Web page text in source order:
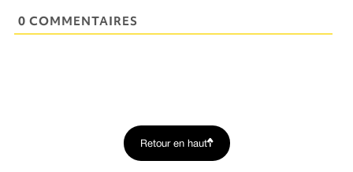
0 COMMENTAIRES
Retour en haut